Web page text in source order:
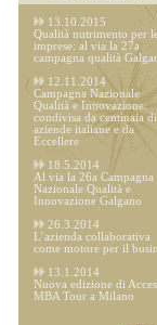
13.10.2015
Qualità nutrimento per
imprese: al via la 27a
campagna qualità
12.11.2014
Campagna Nazionale
Qualità e Innovazione:
condivisa da centinaia di
aziende italiane e da
Eccellere
18.5.2014
Al via la 26a Campagna
Nazionale Qualità e
Innovazione Galgano
26.3.2014
L’azienda collaborativa
come motore per il
13.1.2014
Nuova edizione di
MBA Tour a Milano